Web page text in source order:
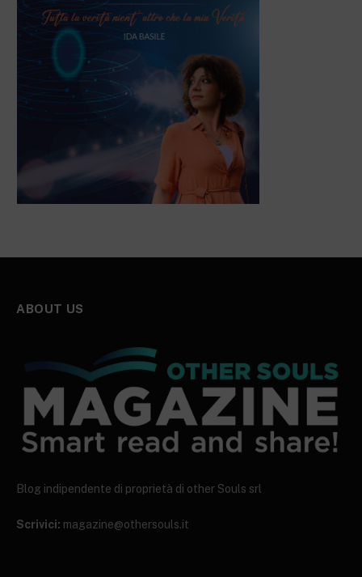
ABOUT US
Blog indipendente di proprietà di other Souls srl
Scrivici: magazine@othersouls.it